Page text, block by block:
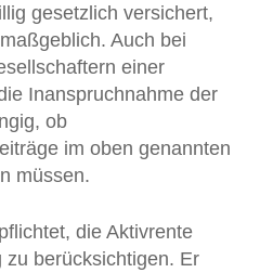
gesetzlich versichert,
Auch bei
einer
Inanspruchnahme der
ob
im oben genannten
müssen.
die Aktivrente
zu berücksichtigen. Er